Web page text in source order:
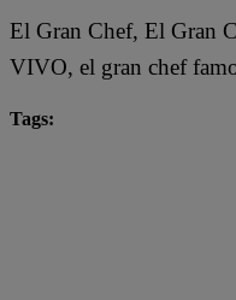
El Gran Chef, El Gran
VIVO, el gran chef
Tags: